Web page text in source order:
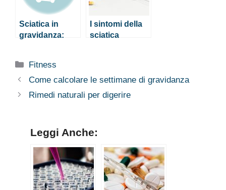
Sciatica in
gravidanza:
I sintomi della
sciatica
Categorie
Fitness
Come calcolare le settimane di gravidanza
Rimedi naturali per digerire
Leggi Anche: